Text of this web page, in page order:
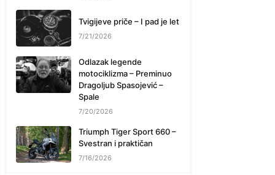
Tvigijeve priče – I pad je let
7/21/2026
Odlazak legende
motociklizma – Preminuo
Dragoljub Spasojević –
Spale
7/20/2026
Triumph Tiger Sport 660 –
Svestran i praktičan
7/16/2026